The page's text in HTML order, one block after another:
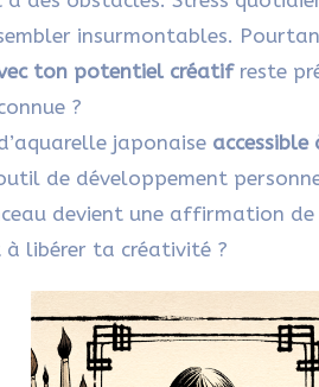
insurmontables.
ton potentiel créatifreste
?
japonaise accessible
de développement
devient une affirmation
à libérer ta créativité ?